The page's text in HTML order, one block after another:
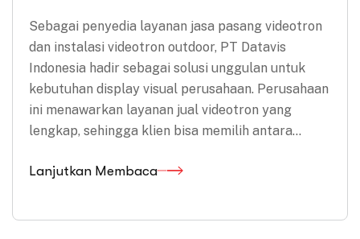
Sebagai penyedia layanan jasa pasang videotron
dan instalasi videotron outdoor, PT Datavis
Indonesia hadir sebagai solusi unggulan untuk
kebutuhan display visual perusahaan. Perusahaan
ini menawarkan layanan jual videotron yang
lengkap, sehingga klien bisa memilih antara…
Lanjutkan Membaca